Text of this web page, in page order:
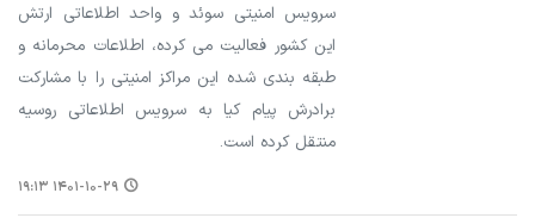
سرویس امنیتی سوئد و واحد اطلاعاتی ارتش
این کشور فعالیت می کرده، اطلاعات محرمانه و
طبقه بندی شده این مراکز امنیتی را با مشارکت
برادرش پیام کیا به سرویس اطلاعاتی روسیه
منتقل کرده است.
۱۴۰۱-۱۰-۲۹ ۱۹:۱۳